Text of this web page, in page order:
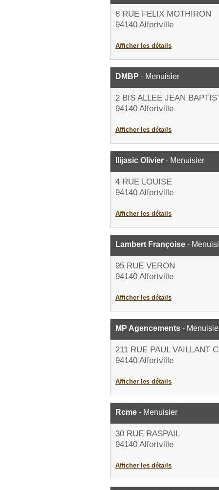
8 RUE FELIX MOTHIRON
94140 Alfortville
Afficher les détails
DMBP - Menuisier
2 BIS ALLEE JEAN
94140 Alfortville
Afficher les détails
Ilijasic Olivier - Menuisier
4 RUE LOUISE
94140 Alfortville
Afficher les détails
Lambert Françoise -
95 RUE VERON
94140 Alfortville
Afficher les détails
MP Agencements -
211 RUE PAUL VAILLANT
94140 Alfortville
Afficher les détails
Rcme - Menuisier
30 RUE RASPAIL
94140 Alfortville
Afficher les détails